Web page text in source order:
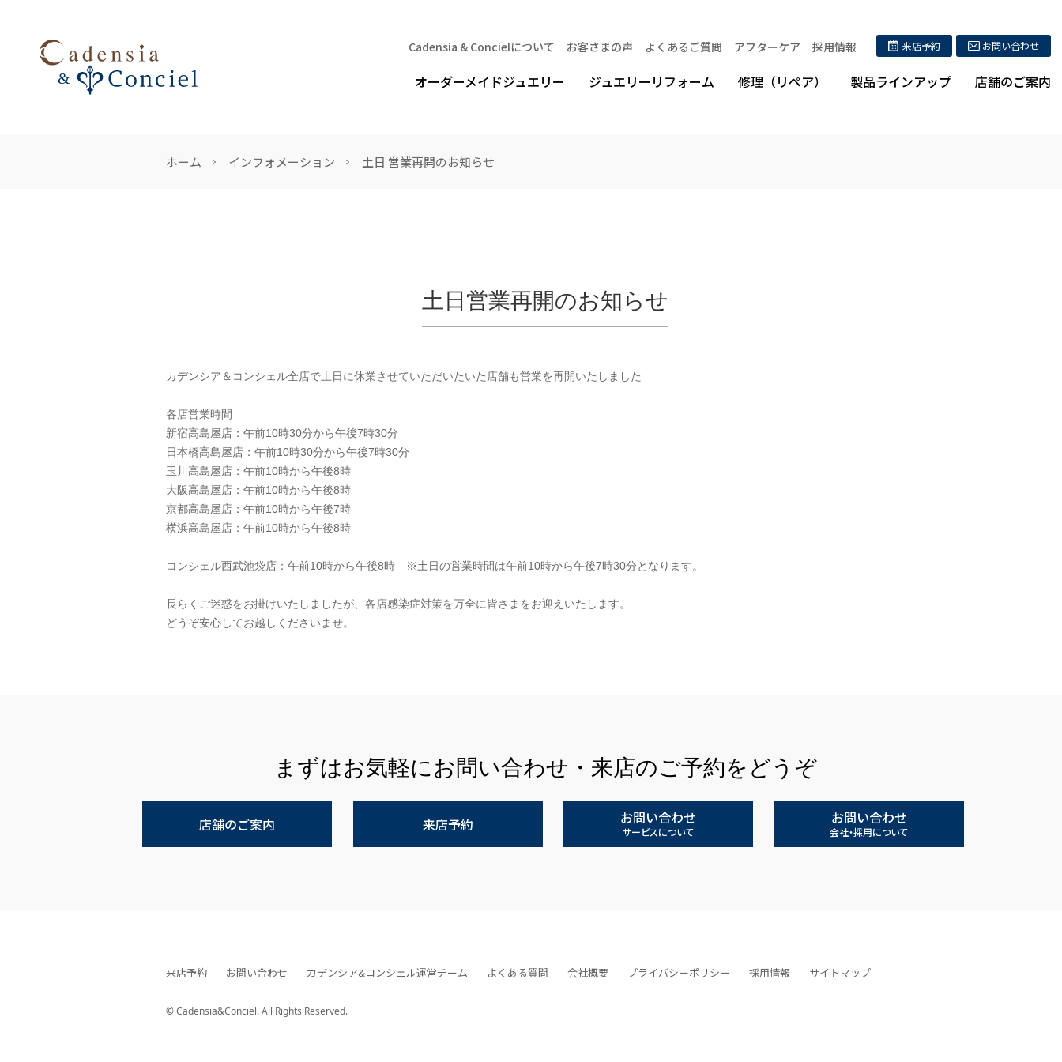
Cadensia & Concielについて お客さまの声 よくあるご質問 アフターケア 採用情報 来店予約 お問い合わせ
オーダーメイドジュエリー ジュエリーリフォーム 修理（リペア） 製品ラインアップ 店舗のご案内
ホーム インフォメーション 土日 営業再開のお知らせ
土日営業再開のお知らせ
カデンシア＆コンシェル全店で土日に休業させていただいたいた店舗も営業を再開いたしました
各店営業時間
新宿高島屋店：午前10時30分から午後7時30分
日本橋高島屋店：午前10時30分から午後7時30分
玉川高島屋店：午前10時から午後8時
大阪高島屋店：午前10時から午後8時
京都高島屋店：午前10時から午後7時
横浜高島屋店：午前10時から午後8時
コンシェル西武池袋店：午前10時から午後8時 ※土日の営業時間は午前10時から午後7時30分となります。
長らくご迷惑をお掛けいたしましたが、各店感染症対策を万全に皆さまをお迎えいたします。
どうぞ安心してお越しくださいませ。
まずはお気軽にお問い合わせ・来店のご予約をどうぞ
店舗のご案内 来店予約 お問い合わせ
サービスについて
お問い合わせ
会社・採用について
来店予約 お問い合わせ カデンシア&コンシェル運営チーム よくある質問 会社概要 プライバシーポリシー 採用情報 サイトマップ
© Cadensia&Conciel. All Rights Reserved.